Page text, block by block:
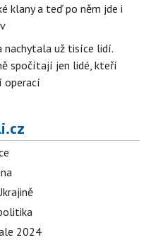
klany a teď po něm jde i
nachytala už tisíce lidí.
spočítají jen lidé, kteří
operací
2024